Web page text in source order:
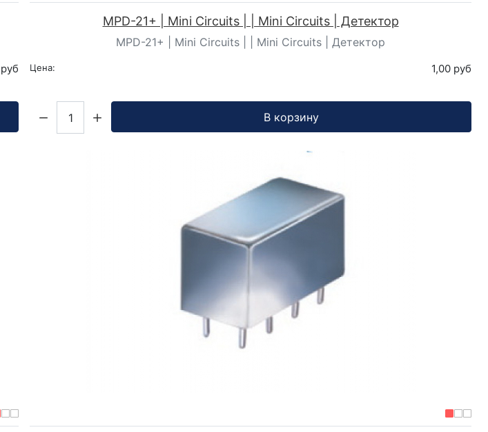
MPD-21+ | Mini Circuits | | Mini Circuits | Детектор
MPD-21+ | Mini Circuits | | Mini Circuits | Детектор
Цена: 1,00 руб
В корзину